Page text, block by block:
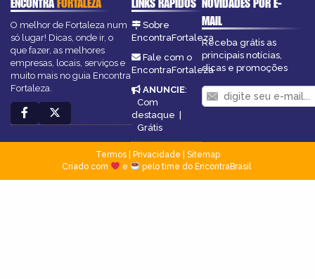
ENCONTRA FORTALEZA
O melhor de Fortaleza num
só lugar! Dicas, onde ir, o
que fazer, as melhores
empresas, locais, serviços e
muito mais no guia Encontra
Fortaleza.
LINKS RÁPIDOS
Sobre
EncontraFortaleza
Fale com o
EncontraFortaleza
ANUNCIE:
Com
destaque
Grátis
NOVIDADES POR E-
MAIL
Receba grátis as
principais notícias,
dicas e promoções
Termos| Privacidade
Sitemap
Criado com
e pelo time do EncontraBrasil